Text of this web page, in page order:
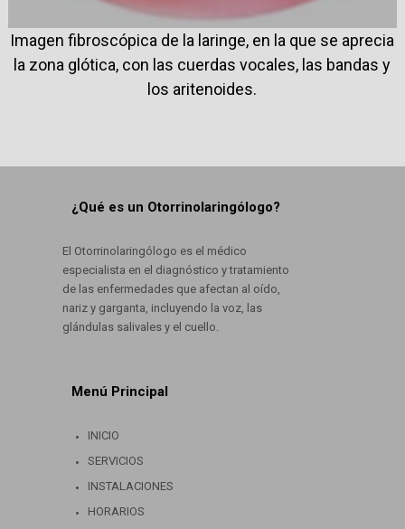
Imagen fibroscópica de la laringe, en la que se aprecia
la zona glótica, con las cuerdas vocales, las bandas y
los aritenoides.
¿Qué es un Otorrinolaringólogo?
El Otorrinolaringólogo es el médico
especialista en el diagnóstico y tratamiento
de las enfermedades que afectan al oído,
nariz y garganta, incluyendo la voz, las
glándulas salivales y el cuello.
Menú Principal
INICIO
SERVICIOS
INSTALACIONES
HORARIOS